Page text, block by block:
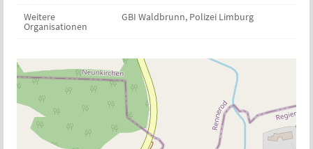
Weitere
Organisationen
GBI Waldbrunn, Polizei Limburg